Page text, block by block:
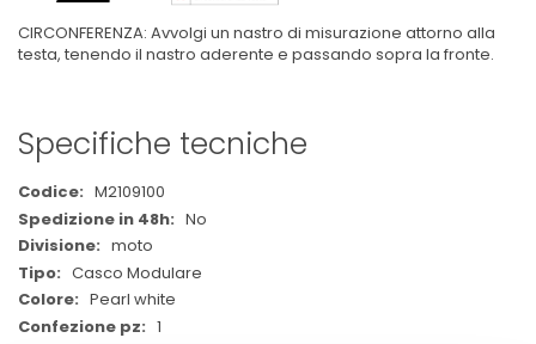
CIRCONFERENZA: Avvolgi un nastro di misurazione attorno alla
testa, tenendo il nastro aderente e passando sopra la fronte.
Specifiche tecniche
Maggiori
Informazioni
M2109100
No
moto
Casco Modulare
Pearl white
1